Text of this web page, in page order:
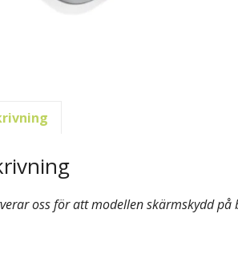
oss för att modellen skärmskydd